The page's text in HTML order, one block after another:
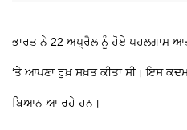
ਭਾਰਤ ਨੇ 22 ਅਪ੍ਰੈਲ ਨੂੰ ਹੋਏ ਪਹਲਗਾਮ
‘ਤੇ ਆਪਣਾ ਰੁਖ਼ ਸਖ਼ਤ ਕੀਤਾ ਸੀ। ਇਸ
ਬਿਆਨ ਆ ਰਹੇ ਹਨ।